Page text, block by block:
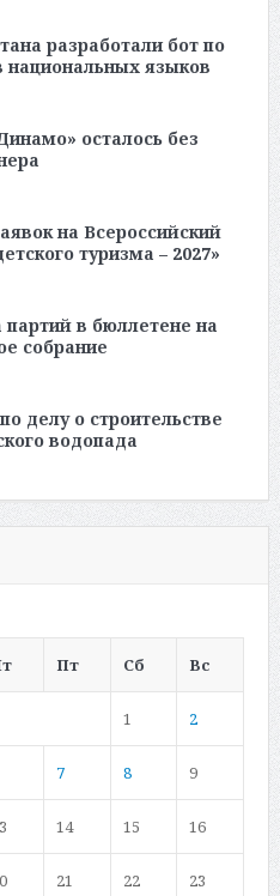
разработали бот по
национальных языков
осталось без
на Всероссийский
туризма – 2027»
в бюллетене на
собрание
делу о строительстве
водопада
Пт Сб Вс
1 2
7 8 9
14 15 16
21 22 23